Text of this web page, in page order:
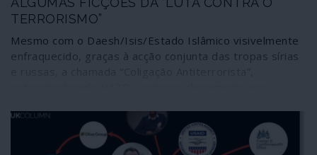
TERRORISMO”
Mesmo com o Daesh/Isis/Estado Islâmico visivelmente
enfraquecido, graças à acção conjunta das tropas sírias
contra o terrorismo”. Uma guerra assente em muitas
ficções e cujos objectivos reais não coincidem com o
discurso oficial.